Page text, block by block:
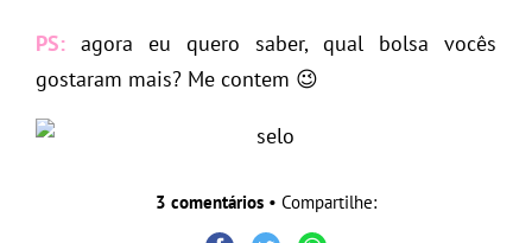
PS: agora eu quero saber, qual bolsa vocês
gostaram mais? Me contem 😉
3 comentários • Compartilhe: